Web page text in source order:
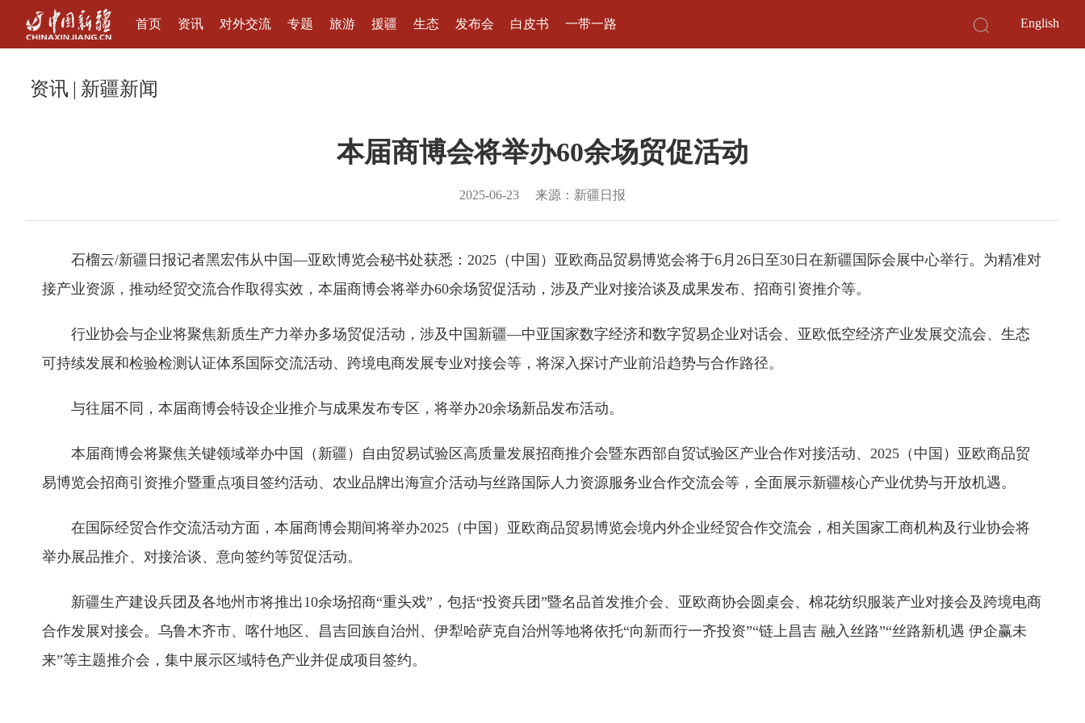
首页 资讯 对外交流 专题 旅游 援疆 生态 发布会 白皮书 一带一路 English
资讯 | 新疆新闻
本届商博会将举办60余场贸促活动
2025-06-23 来源：新疆日报
石榴云/新疆日报记者黑宏伟从中国—亚欧博览会秘书处获悉：2025（中国）亚欧商品贸易博览会将于6月26日至30日在新疆国际会展中心举行。为精准对
接产业资源，推动经贸交流合作取得实效，本届商博会将举办60余场贸促活动，涉及产业对接洽谈及成果发布、招商引资推介等。
行业协会与企业将聚焦新质生产力举办多场贸促活动，涉及中国新疆—中亚国家数字经济和数字贸易企业对话会、亚欧低空经济产业发展交流会、生态
可持续发展和检验检测认证体系国际交流活动、跨境电商发展专业对接会等，将深入探讨产业前沿趋势与合作路径。
与往届不同，本届商博会特设企业推介与成果发布专区，将举办20余场新品发布活动。
本届商博会将聚焦关键领域举办中国（新疆）自由贸易试验区高质量发展招商推介会暨东西部自贸试验区产业合作对接活动、2025（中国）亚欧商品贸
易博览会招商引资推介暨重点项目签约活动、农业品牌出海宣介活动与丝路国际人力资源服务业合作交流会等，全面展示新疆核心产业优势与开放机遇。
在国际经贸合作交流活动方面，本届商博会期间将举办2025（中国）亚欧商品贸易博览会境内外企业经贸合作交流会，相关国家工商机构及行业协会将
举办展品推介、对接洽谈、意向签约等贸促活动。
新疆生产建设兵团及各地州市将推出10余场招商“重头戏”，包括“投资兵团”暨名品首发推介会、亚欧商协会圆桌会、棉花纺织服装产业对接会及跨境电商
合作发展对接会。乌鲁木齐市、喀什地区、昌吉回族自治州、伊犁哈萨克自治州等地将依托“向新而行一齐投资”“链上昌吉 融入丝路”“丝路新机遇 伊企赢未
来”等主题推介会，集中展示区域特色产业并促成项目签约。